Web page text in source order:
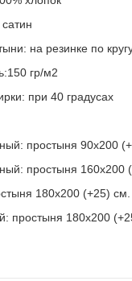
на резинке по
гр/м2
при 40 градусах
простыня 90х200
простыня 160х200
180х200 (+25)
простыня 180х200